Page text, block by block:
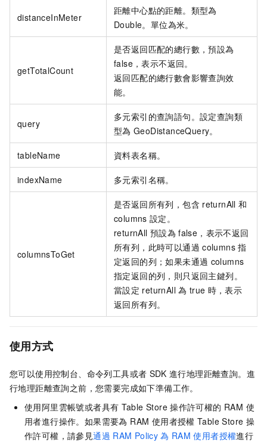
distanceInMeter
距離中心點的距離。類型為
Double。單位為米。
getTotalCount
是否返回匹配的總行數，預設為
false，表示不返回。
返回匹配的總行數會影響查詢效
能。
query
多元索引的查詢語句。設定查詢類
型為 GeoDistanceQuery。
tableName 資料表名稱。
indexName 多元索引名稱。
columnsToGet
是否返回所有列，包含 returnAll 和
columns 設定。
returnAll 預設為 false，表示不返回
所有列，此時可以通過 columns 指
定返回的列；如果未通過 columns
指定返回的列，則只返回主鍵列。
當設定 returnAll 為 true 時，表示
返回所有列。
使用方式
您可以使用控制台、命令列工具或者 SDK 進行地理距離查詢。進
行地理距離查詢之前，您需要完成如下準備工作。
使用阿里雲帳號或者具有 Table Store 操作許可權的 RAM 使
用者進行操作。如果需要為 RAM 使用者授權 Table Store 操
作許可權，請參見通過 RAM Policy 為 RAM 使用者授權進行